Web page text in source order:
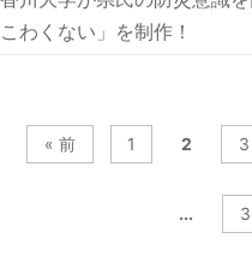
こわくない」を制作！
« 前 1 2 3
...